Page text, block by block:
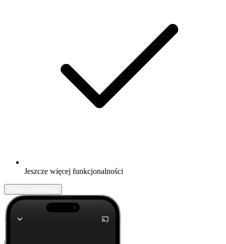
Jeszcze więcej funkcjonalności